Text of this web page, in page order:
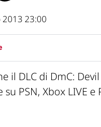
2013 23:00
il DLC di DmC:
PSN, Xbox LIVE